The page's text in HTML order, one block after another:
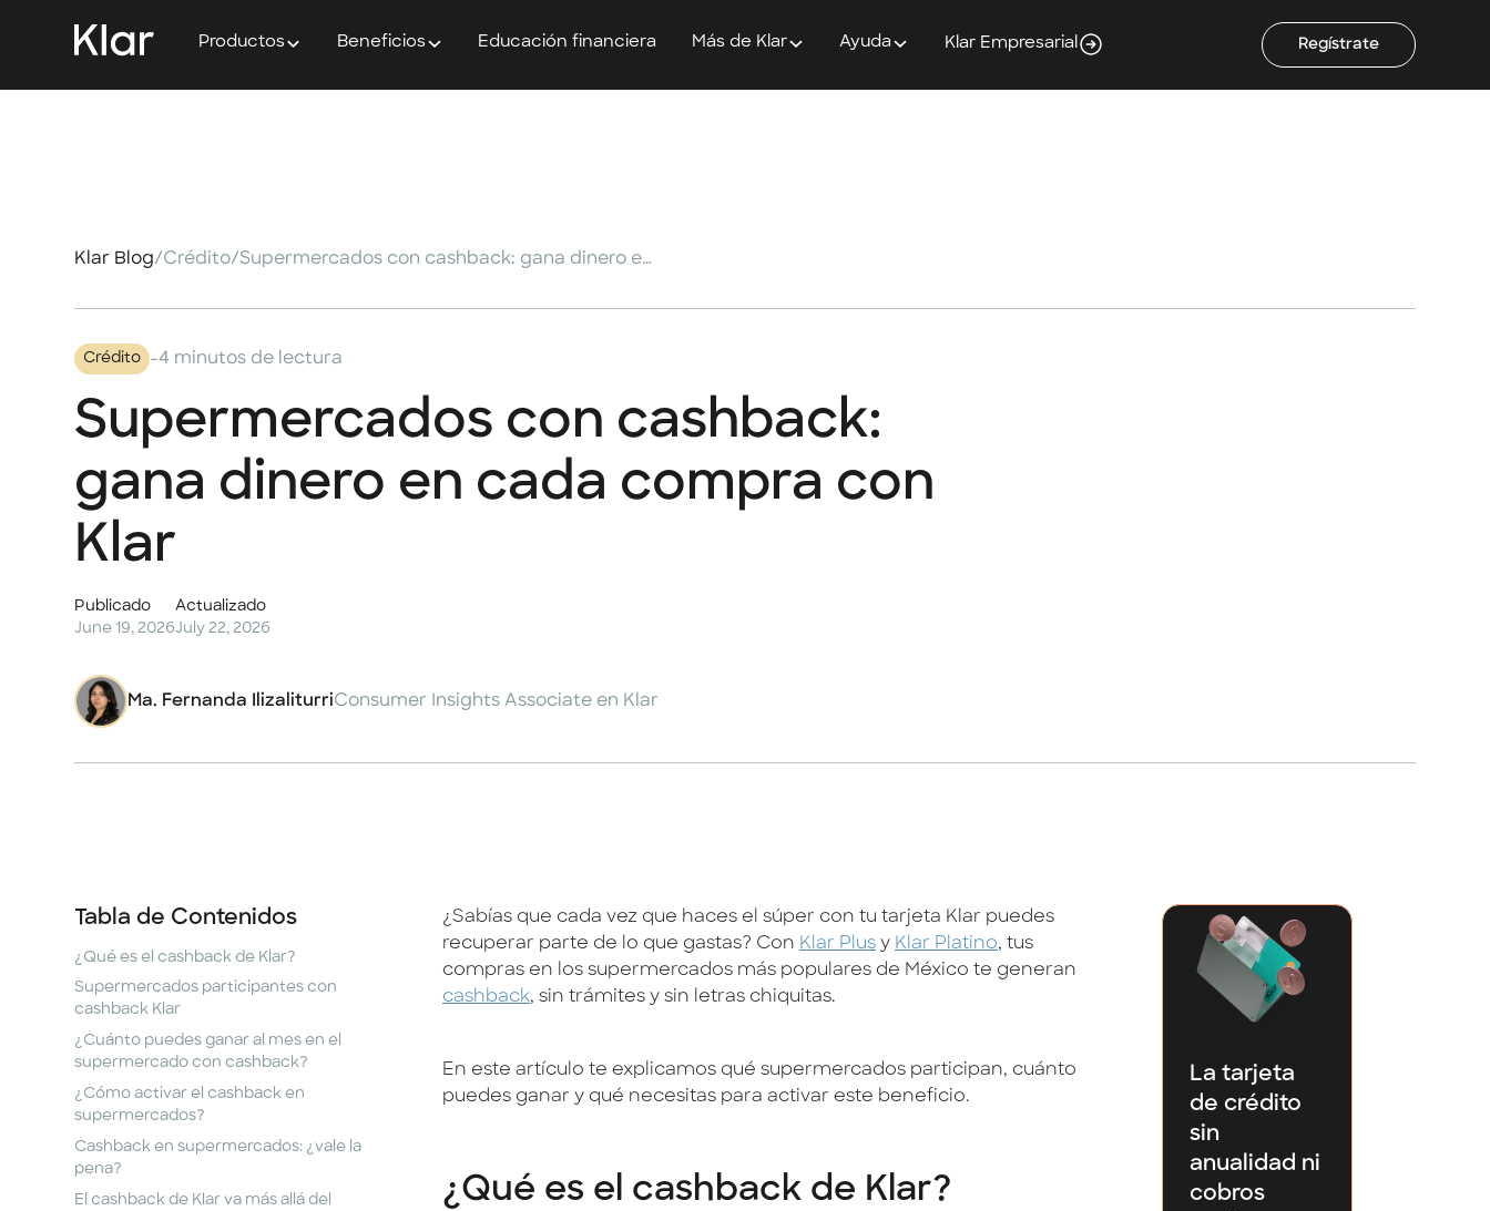
Productos Beneficios Educación financiera Más de Klar Ayuda Klar Empresarial Regístrate
Klar Blog/Crédito/ Supermercados con cashback: gana dinero en cada compra con Klar
Crédito -4 minutos de lectura
Supermercados con cashback:
gana dinero en cada compra con
Klar
Publicado
June 19, 2026
Actualizado
July 22, 2026
Ma. Fernanda IlizaliturriConsumer Insights Associate en Klar
Tabla de Contenidos
¿Qué es el cashback de Klar?
Supermercados participantes con
cashback Klar
¿Cuánto puedes ganar al mes en el
supermercado con cashback?
¿Cómo activar el cashback en
supermercados?
Cashback en supermercados: ¿vale la
pena?
El cashback de Klar va más allá del
¿Sabías que cada vez que haces el súper con tu tarjeta Klar puedes
recuperar parte de lo que gastas? Con Klar Plusy Klar Platino, tus
compras en los supermercados más populares de México te generan
cashback, sin trámites y sin letras chiquitas.
En este artículo te explicamos qué supermercados participan, cuánto
puedes ganar y qué necesitas para activar este beneficio.
¿Qué es el cashback de Klar?
La tarjeta
de crédito
sin
anualidad ni
cobros